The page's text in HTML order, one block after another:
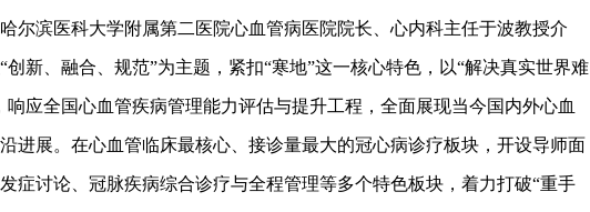
尔滨医科大学附属第二医院心血管病医院院长、心内科主任于波教授介
创新、融合、规范”为主题，紧扣“寒地”这一核心特色，以“解决真实世界难
响应全国心血管疾病管理能力评估与提升工程，全面展现当今国内外心血
进展。在心血管临床最核心、接诊量最大的冠心病诊疗板块，开设导师面
症讨论、冠脉疾病综合诊疗与全程管理等多个特色板块，着力打破“重手